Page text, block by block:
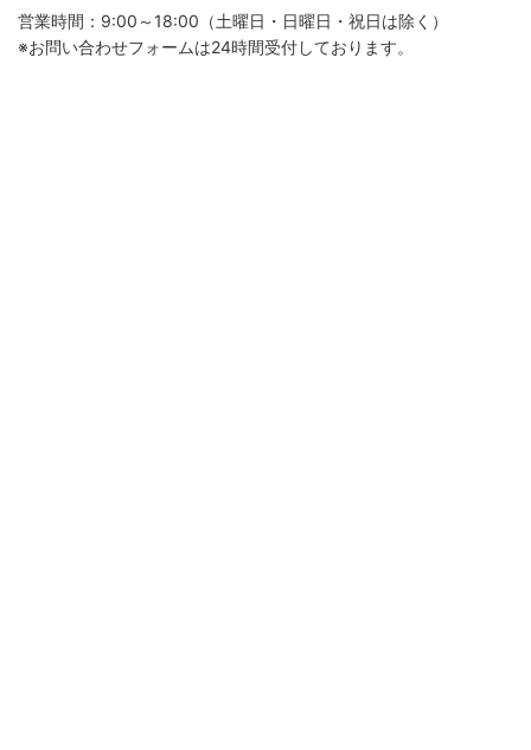
営業時間：9:00～18:00（土曜日・日曜日・祝日は除く）
※お問い合わせフォームは24時間受付しております。